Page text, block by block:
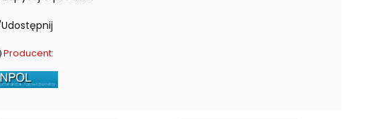
Udostępnij
Producent: